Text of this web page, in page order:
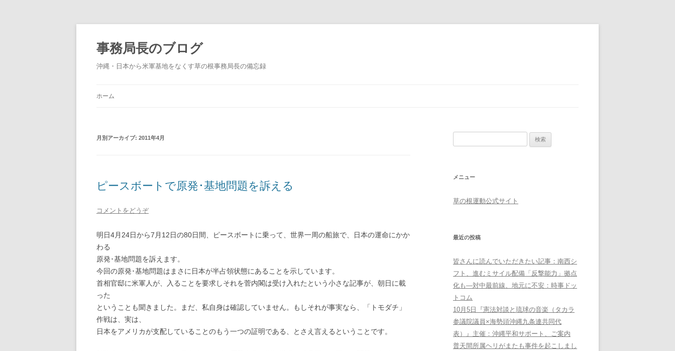
事務局長のブログ
沖縄・日本から米軍基地をなくす草の根事務局長の備忘録
ホーム
月別アーカイブ: 2011年4月
ピースボートで原発･基地問題を訴える
コメントをどうぞ
明日4月24日から7月12日の80日間、ピースボートに乗って、世界一周の船旅で、日本の運命にかか
わる
原発･基地問題を訴えます。
今回の原発･基地問題はまさに日本が半占領状態にあることを示しています。
首相官邸に米軍人が、入ることを要求しそれを菅内閣は受け入れたという小さな記事が、朝日に載
った
ということも聞きました。まだ、私自身は確認していません。もしそれが事実なら、「トモダチ」
作戦は、実は、
日本をアメリカが支配していることのもう一つの証明である、とさえ言えるということです。
メニュー
草の根運動公式サイト
最近の投稿
皆さんに読んでいただきたい記事：南西シ
フト、進むミサイル配備「反撃能力」拠点
化も―対中最前線、地元に不安：時事ドッ
トコム
10月5日『憲法対談と琉球の音楽（タカラ
参議院議員×海勢頭沖縄九条連共同代
表）』主催：沖縄平和サポート、ご案内
普天間所属ヘリがまたも事件を起こしまし